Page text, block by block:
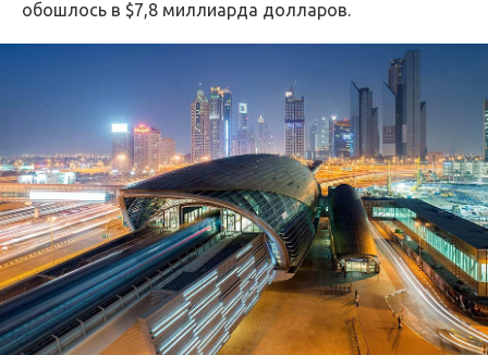
обошлось в $7,8 миллиарда долларов.